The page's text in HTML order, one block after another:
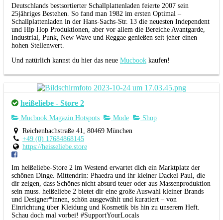
Deutschlands bestsortierter Schallplattenladen feierte 2007 sein
25jähriges Bestehen. So fand man 1982 im ersten Optimal –
Schallplattenladen in der Hans-Sachs-Str. 13 die neuesten Independent
und Hip Hop Produktionen, aber vor allem die Bereiche Avantgarde,
Industrial, Punk, New Wave und Reggae genießen seit jeher einen
hohen Stellenwert.
Und natürlich kannst du hier das neue Mucbook kaufen!
heißeliebe - Store 2
Mucbook Magazin Hotspots Mode
Shop
Reichenbachstraße 41, 80469 München
+49 (0) 17684868145
https://heisseliebe.store
Im heißeliebe-Store 2 im Westend erwartet dich ein Marktplatz der
schönen Dinge. Mittendrin: Phaedra und ihr kleiner Dackel Paul, die
dir zeigen, dass Schönes nicht absurd teuer oder aus Massenproduktion
sein muss. heißeliebe 2 bietet dir eine große Auswahl kleiner Brands
und Designer*innen, schön ausgewählt und kuratiert – von
Einrichtung über Kleidung und Kosmetik bis hin zu unserem Heft.
Schau doch mal vorbei! #SupportYourLocals